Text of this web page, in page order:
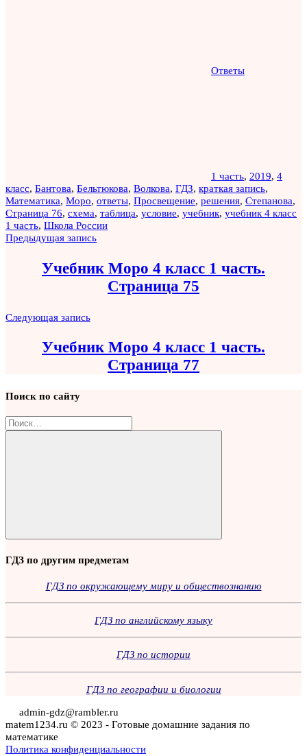
Ответы
1 часть, 2019, 4
класс, Бантова, Бельтюкова, Волкова, ГДЗ, краткая запись,
Математика, Моро, ответы, Просвещение, решения, Степанова,
Страница 76, схема, таблица, условие, учебник, учебник 4 класс
1 часть, Школа России
Навигация
записям
Предыдущая запись
Учебник Моро 4 класс 1 часть.
Страница 75
Следующая запись
Учебник Моро 4 класс 1 часть.
Страница 77
Поиск по сайту
Найти:
Поиск
ГДЗ по другим предметам
ГДЗ по окружающему миру и обществознанию
ГДЗ по английскому языку
ГДЗ по истории
ГДЗ по географии и биологии
admin-gdz@rambler.ru
matem1234.ru © 2023 - Готовые домашние задания по
математике
Политика конфиденциальности